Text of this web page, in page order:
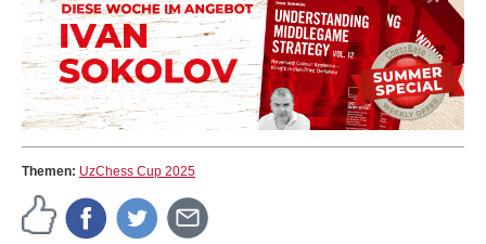
Themen: UzChess Cup 2025